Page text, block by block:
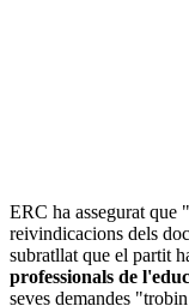
ERC ha assegurat que "
reivindicacions dels
subratllat que el partit
professionals de
seves demandes